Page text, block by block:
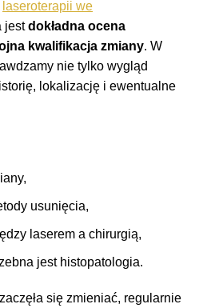
laseroterapii we
jestdokładna ocena
kwalifikacja zmiany. W
nie tylko wygląd
lokalizację i ewentualne
usunięcia,
laserem a chirurgią,
jest histopatologia.
się zmieniać, regularnie